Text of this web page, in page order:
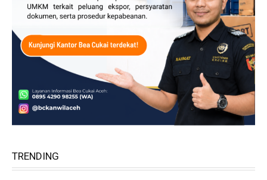
TRENDING